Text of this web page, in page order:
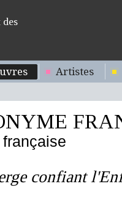
Artistes
confiant